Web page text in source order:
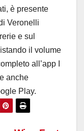
è presente
Veronelli
e sul
il volume
all’app I
anche
Play.